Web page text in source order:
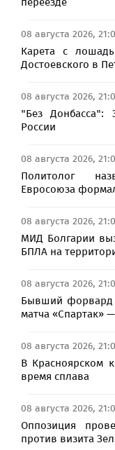
08 августа 2026,
Карета с
Достоевского в
08 августа 2026,
"Без Донбасса":
России
08 августа 2026,
Политолог
Евросоюза
08 августа 2026,
МИД Болгарии
БПЛА на
08 августа 2026,
Бывший форвард
матча «Спартак»
08 августа 2026,
В Красноярском
время сплава
08 августа 2026,
Оппозиция
против визита